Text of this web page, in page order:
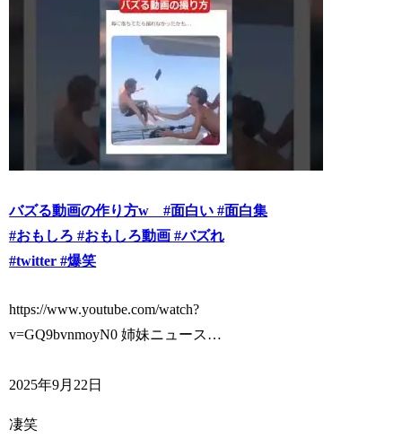
バズる動画の作り方w #面白い #面白集
#おもしろ #おもしろ動画 #バズれ
#twitter #爆笑
https://www.youtube.com/watch?
v=GQ9bvnmoyN0 姉妹ニュース…
2025年9月22日
凄笑